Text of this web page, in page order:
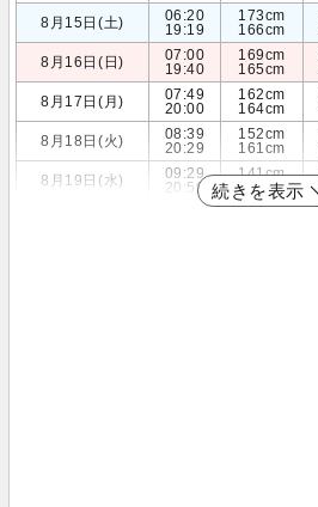
8月15日(土)
06:20
19:19
173cm
166cm
8月16日(日)
07:00
19:40
169cm
165cm
8月17日(月)
07:49
20:00
162cm
164cm
8月18日(火)
08:39
20:29
152cm
161cm
8月19日(水)
09:29
20:59
141cm
158cm
続きを表示